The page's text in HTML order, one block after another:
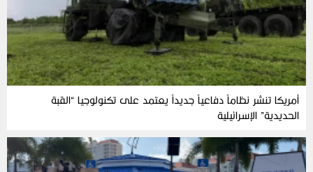
أمريكا تنشر نظاماً دفاعياً جديداً يعتمد على تكنولوجيا “القبة
الحديدية” الإسرائيلية